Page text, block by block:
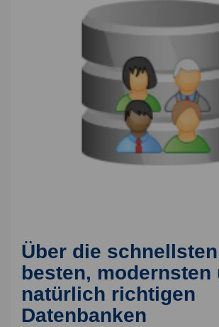
Über die
besten, modernsten
natürlich richtigen
Datenbanken